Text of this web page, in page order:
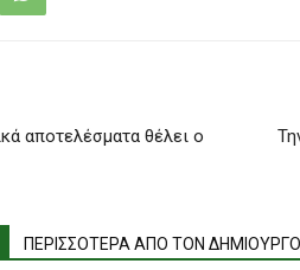
αποτελέσματα θέλει ο
ΠΕΡΙΣΣΟΤΕΡΑ ΑΠΟ ΤΟΝ ΔΗΜΙΟΥΡΓΟ